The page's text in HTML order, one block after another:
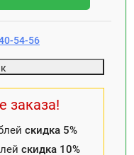
54-56
заказа!
скидка 5%
скидка 10%